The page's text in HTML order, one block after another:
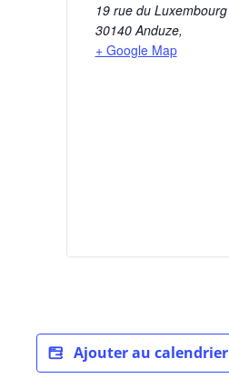
19 rue du Luxembourg
30140 Anduze,
+ Google Map
Ajouter au calendrier